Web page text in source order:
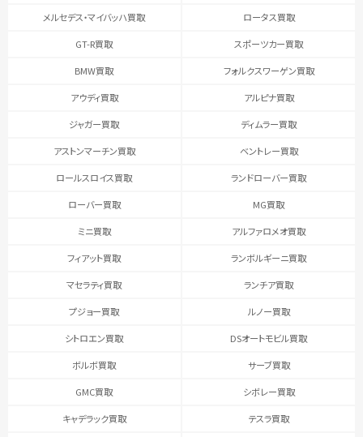
メルセデス・マイバッハ買取 ロータス買取
GT-R買取 スポーツカー買取
BMW買取 フォルクスワーゲン買取
アウディ買取 アルピナ買取
ジャガー買取 ディムラー買取
アストンマーチン買取 ベントレー買取
ロールスロイス買取 ランドローバー買取
ローバー買取 MG買取
ミニ買取 アルファロメオ買取
フィアット買取 ランボルギーニ買取
マセラティ買取 ランチア買取
プジョー買取 ルノー買取
シトロエン買取 DSオートモビル買取
ボルボ買取 サーブ買取
GMC買取 シボレー買取
キャデラック買取 テスラ買取